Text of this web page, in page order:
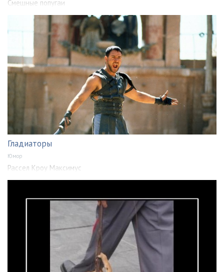
Смешные попугаи
Гладиаторы
Юмор
Рассел Кроу Максимус